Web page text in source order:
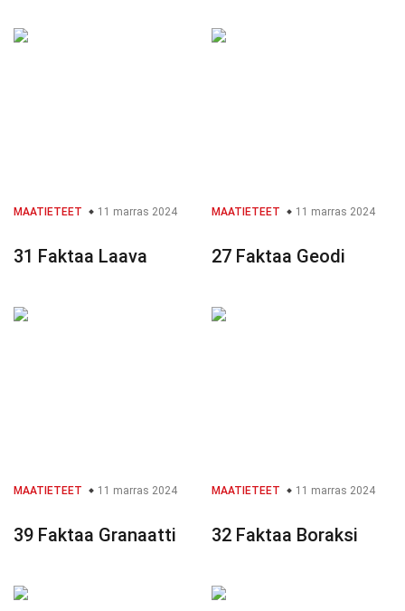
MAATIETEET 11 marras 2024
31 Faktaa Laava
MAATIETEET 11 marras 2024
27 Faktaa Geodi
MAATIETEET 11 marras 2024
39 Faktaa Granaatti
MAATIETEET 11 marras 2024
32 Faktaa Boraksi